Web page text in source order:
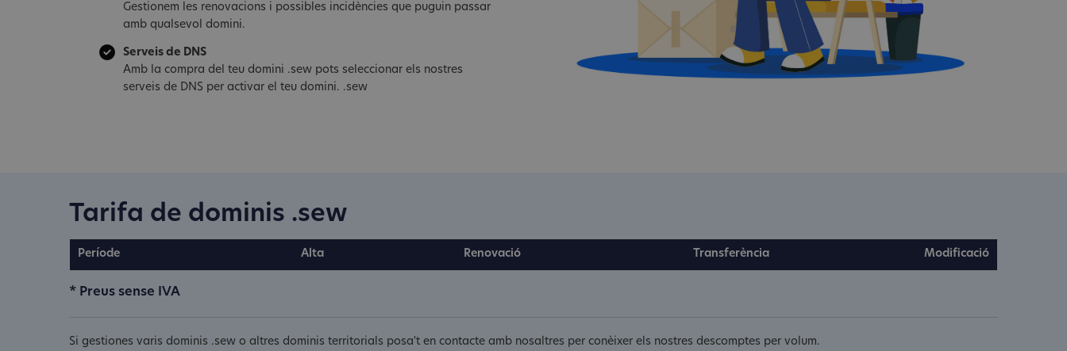
Gestionem les renovacions i possibles incidències que puguin passar
amb qualsevol domini.
Serveis de DNS
Amb la compra del teu domini .sew pots seleccionar els nostres
serveis de DNS per activar el teu domini. .sew
Tarifa de dominis .sew
Període Alta Renovació Transferència Modificació
* Preus sense IVA
Si gestiones varis dominis .sew o altres dominis territorials posa't en contacte amb nosaltres per conèixer els nostres descomptes per volum.